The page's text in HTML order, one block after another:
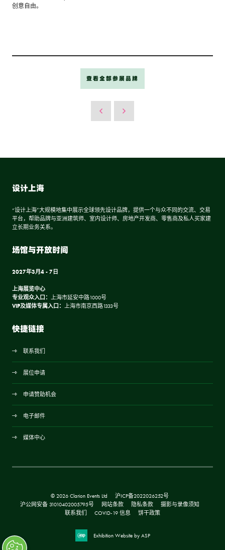
创意自由。
查看全部参展品牌
设计上海
“设计上海”大规模地集中展示全球领先设计品牌，提供一个与众不同的交流、交易
平台，帮助品牌与亚洲建筑师、室内设计师、房地产开发商、零售商及私人买家建
立长期业务关系。
场馆与开放时间
2027年3月4 - 7日
上海展览中心
专业观众入口： 上海市延安中路1000号
VIP及媒体专属入口： 上海市南京西路1333号
快捷链接
联系我们
展位申请
申请赞助机会
电子邮件
媒体中心
© 2026 Clarion Events Ltd
沪ICP备2022026252号
沪公网安备 31010402005795号
网站条款 隐私条款
摄影与录像须知
联系我们
COVID-19 信息 饼干政策
Exhibition Website by ASP